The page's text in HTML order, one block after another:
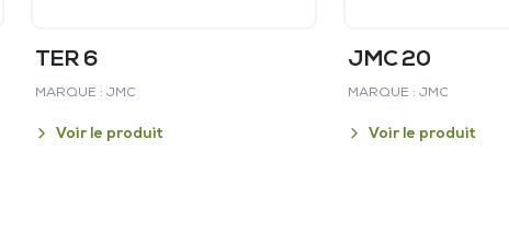
TER 6
MARQUE : JMC
Voir le produit
JMC 20
MARQUE : JMC
Voir le produit